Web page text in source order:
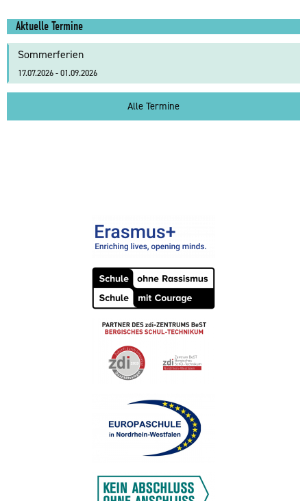
Aktuelle Termine
Sommerferien
17.07.2026 - 01.09.2026
Alle Termine